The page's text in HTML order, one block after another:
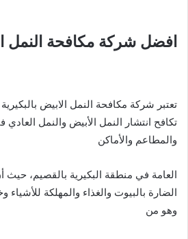
افضل شركة مكافحة النمل
تعتبر شركة مكافحة النمل الابيض
تكافح انتشار النمل الأبيض والنمل العادي
والمطاعم والأماكن
العامة في منطقة البكيرية بالقصيم، حيث
الضارة بالبيوت والغذاء والمهلكة
وهو من